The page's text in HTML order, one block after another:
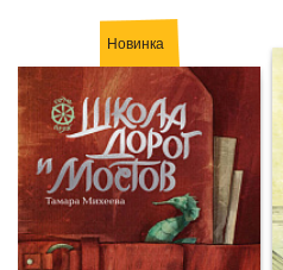
Новинка